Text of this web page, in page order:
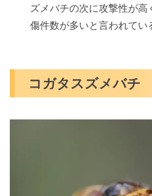
ズメバチの次に攻撃性が高
傷件数が多いと言われてい
コガタスズメバチ